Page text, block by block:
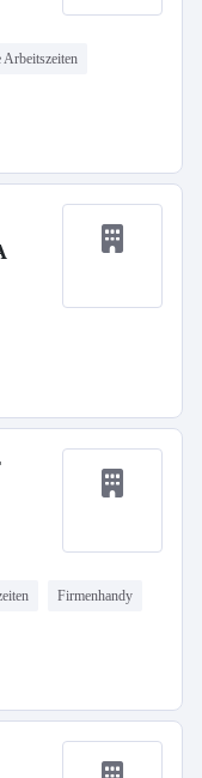
Arbeitszeiten
Firmenhandy